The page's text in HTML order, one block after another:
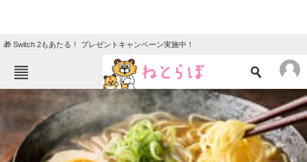
🎁 Switch 2もあたる！ プレゼントキャンペーン実施中！
ねとらぼメニュー
ニュース
エンタメ クイズ